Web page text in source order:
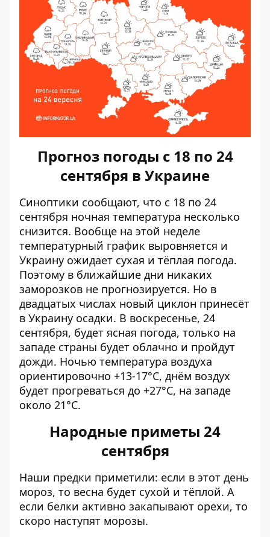
Прогноз погоды с 18 по 24
сентября в Украине
Синоптики сообщают, что с 18 по 24
сентября ночная температура несколько
снизится. Вообще на этой неделе
температурный график выровняется и
Украину ожидает сухая и тёплая погода.
Поэтому в ближайшие дни никаких
заморозков не прогнозируется. Но в
двадцатых числах новый циклон принесёт
в Украину осадки. В воскресенье, 24
сентября, будет ясная погода, только на
западе страны будет облачно и пройдут
дожди. Ночью температура воздуха
ориентировочно +13-17°С, днём ​​воздух
будет прогреваться до +27°С, на западе
около 21°С.
Народные приметы 24
сентября
Наши предки приметили: если в этот день
мороз, то весна будет сухой и тёплой. А
если белки активно закапывают орехи, то
скоро наступят морозы.